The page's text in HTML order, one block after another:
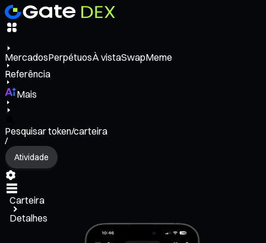
MercadosPerpétuosÀ vistaSwapMeme
Referência
Mais
Pesquisar token/carteira
/
Atividade
Carteira
Detalhes